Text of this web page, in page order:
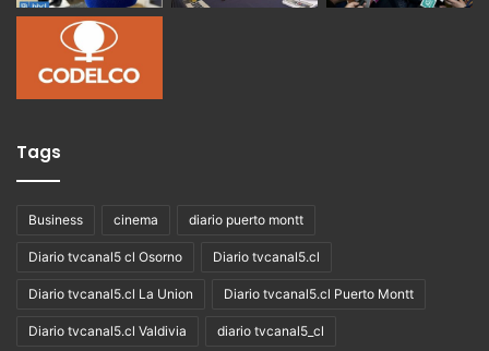
Tags
Business cinema diario puerto montt
Diario tvcanal5 cl Osorno Diario tvcanal5.cl
Diario tvcanal5.cl La Union Diario tvcanal5.cl Puerto Montt
Diario tvcanal5.cl Valdivia diario tvcanal5_cl